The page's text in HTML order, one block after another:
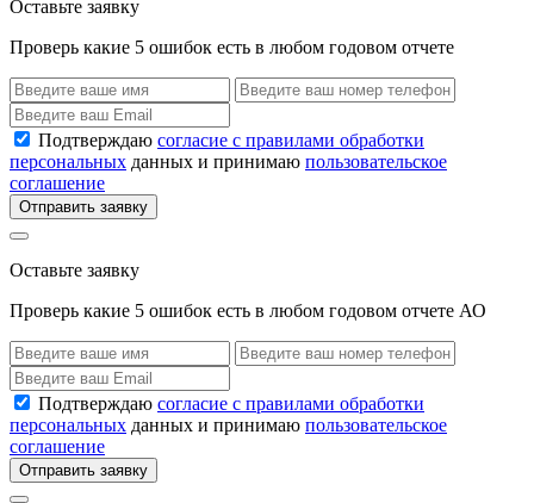
Оставьте заявку
Проверь какие 5 ошибок есть в любом годовом отчете
Подтверждаю согласие с правилами обработки
персональных данных и принимаю пользовательское
соглашение
Отправить заявку
Оставьте заявку
Проверь какие 5 ошибок есть в любом годовом отчете АО
Подтверждаю согласие с правилами обработки
персональных данных и принимаю пользовательское
соглашение
Отправить заявку